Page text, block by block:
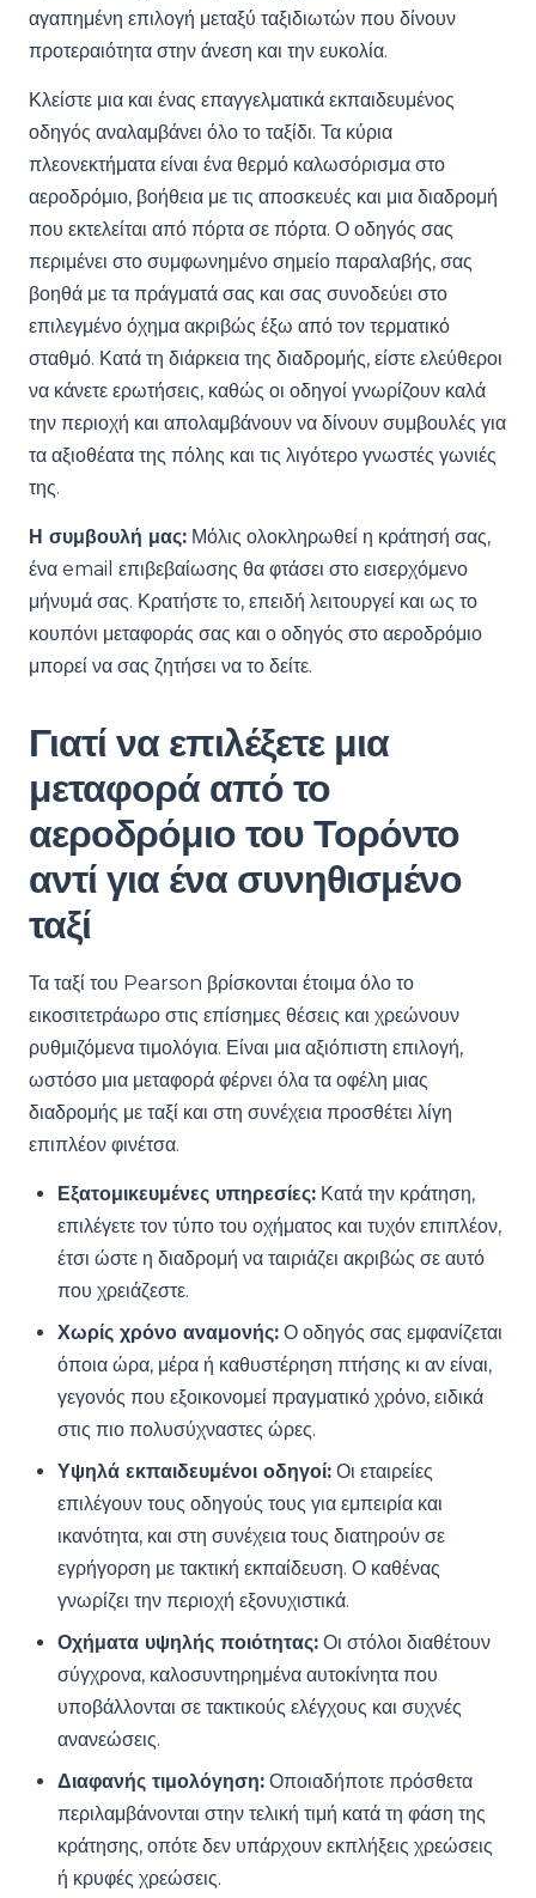
αγαπημένη επιλογή μεταξύ ταξιδιωτών που δίνουν
προτεραιότητα στην άνεση και την ευκολία.
Κλείστε μια και ένας επαγγελματικά εκπαιδευμένος
οδηγός αναλαμβάνει όλο το ταξίδι. Τα κύρια
πλεονεκτήματα είναι ένα θερμό καλωσόρισμα στο
αεροδρόμιο, βοήθεια με τις αποσκευές και μια διαδρομή
που εκτελείται από πόρτα σε πόρτα. Ο οδηγός σας
περιμένει στο συμφωνημένο σημείο παραλαβής, σας
βοηθά με τα πράγματά σας και σας συνοδεύει στο
επιλεγμένο όχημα ακριβώς έξω από τον τερματικό
σταθμό. Κατά τη διάρκεια της διαδρομής, είστε ελεύθεροι
να κάνετε ερωτήσεις, καθώς οι οδηγοί γνωρίζουν καλά
την περιοχή και απολαμβάνουν να δίνουν συμβουλές για
τα αξιοθέατα της πόλης και τις λιγότερο γνωστές γωνιές
της.
Η συμβουλή μας: Μόλις ολοκληρωθεί η κράτησή σας,
ένα email επιβεβαίωσης θα φτάσει στο εισερχόμενο
μήνυμά σας. Κρατήστε το, επειδή λειτουργεί και ως το
κουπόνι μεταφοράς σας και ο οδηγός στο αεροδρόμιο
μπορεί να σας ζητήσει να το δείτε.
Γιατί να επιλέξετε μια
μεταφορά από το
αεροδρόμιο του Τορόντο
αντί για ένα συνηθισμένο
ταξί
Τα ταξί του Pearson βρίσκονται έτοιμα όλο το
εικοσιτετράωρο στις επίσημες θέσεις και χρεώνουν
ρυθμιζόμενα τιμολόγια. Είναι μια αξιόπιστη επιλογή,
ωστόσο μια μεταφορά φέρνει όλα τα οφέλη μιας
διαδρομής με ταξί και στη συνέχεια προσθέτει λίγη
επιπλέον φινέτσα.
Εξατομικευμένες υπηρεσίες: Κατά την κράτηση,
επιλέγετε τον τύπο του οχήματος και τυχόν επιπλέον,
έτσι ώστε η διαδρομή να ταιριάζει ακριβώς σε αυτό
που χρειάζεστε.
Χωρίς χρόνο αναμονής: Ο οδηγός σας εμφανίζεται
όποια ώρα, μέρα ή καθυστέρηση πτήσης κι αν είναι,
γεγονός που εξοικονομεί πραγματικό χρόνο, ειδικά
στις πιο πολυσύχναστες ώρες.
Υψηλά εκπαιδευμένοι οδηγοί: Οι εταιρείες
επιλέγουν τους οδηγούς τους για εμπειρία και
ικανότητα, και στη συνέχεια τους διατηρούν σε
εγρήγορση με τακτική εκπαίδευση. Ο καθένας
γνωρίζει την περιοχή εξονυχιστικά.
Οχήματα υψηλής ποιότητας: Οι στόλοι διαθέτουν
σύγχρονα, καλοσυντηρημένα αυτοκίνητα που
υποβάλλονται σε τακτικούς ελέγχους και συχνές
ανανεώσεις.
Διαφανής τιμολόγηση: Οποιαδήποτε πρόσθετα
περιλαμβάνονται στην τελική τιμή κατά τη φάση της
κράτησης, οπότε δεν υπάρχουν εκπλήξεις χρεώσεις
ή κρυφές χρεώσεις.